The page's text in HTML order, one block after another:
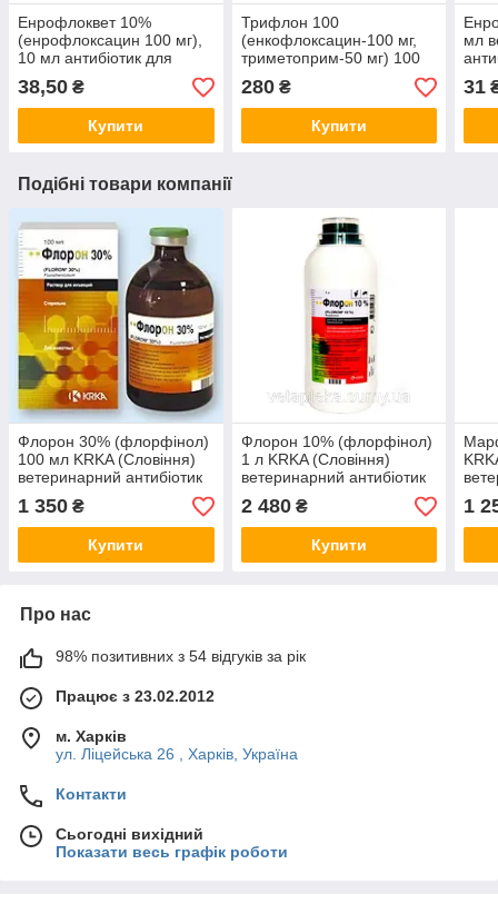
Енрофлоквет 10%
(енрофлоксацин 100 мг),
10 мл антибіотик для
тварин
38,50 ₴
Купити
Трифлон 100
(енкофлоксацин-100 мг,
триметоприм-50 мг) 100
мл антибіотик для КРС та
свиней
280₴
Купити
мл
31
Подібні товари компанії
Флорон 30% (флорфінол)
100 мл KRKA (Словіння)
ветеринарний антибіотик
1 350 ₴
Купити
Флорон 10% (флорфінол)
1 л KRKA (Словіння)
ветеринарний антибіотик
2 480₴
Купити
1
Про нас
98% позитивних з 54 відгуків за рік
Працює з 23.02.2012
м. Харків
ул. Ліцейська 26 , Харків, Україна
Контакти
Сьогодні вихідний
Показати весь графік роботи